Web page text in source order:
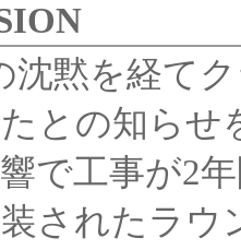
黙を経て
との知らせ
で工事が2
されたラウ